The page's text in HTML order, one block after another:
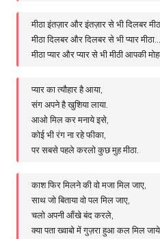
मीठा इंतज़ार और इंतज़ार से भी दिलबर
मीठा दिलबर और दिलबर से भी प्यार मीठा…
मीठा प्यार और प्यार से भी मीठी आपकी
प्यार का त्यौहार है आया,
संग अपने है खुशिया लाया.
आओ मिल कर मनाये इसे,
कोई भी रंग ना रहे फीका,
पर सबसे पहले करलो कुछ मुह मीठा.
काश फिर मिलने की वो मजा मिल जाए,
साथ जो बिताया वो पल मिल जाए,
चलो अपनी आँखे बंद करले,
क्या पता ख्वाबो में गुज़रा हुआ कल मिल जाये.